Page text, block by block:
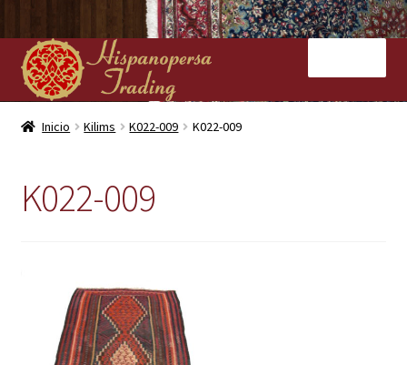
Ir
a
la
navegación
Ir
al
contenido
Inicio
Contacto
Inicio Kilims K022-009 K022-009
K022-009